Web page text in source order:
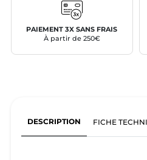
PAIEMENT 3X SANS FRAIS
À partir de 250€
DESCRIPTION FICHE